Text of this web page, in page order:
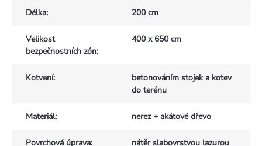
Délka: 200 cm
Velikost
bezpečnostních zón:
400 x 650 cm
Kotvení:
betonováním stojek a kotev
do terénu
Materiál: nerez + akátové dřevo
Povrchová úprava: nátěr slabovrstvou lazurou